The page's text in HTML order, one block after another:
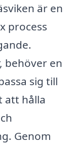
är en
process
behöver en
sig till
att hålla
Genom